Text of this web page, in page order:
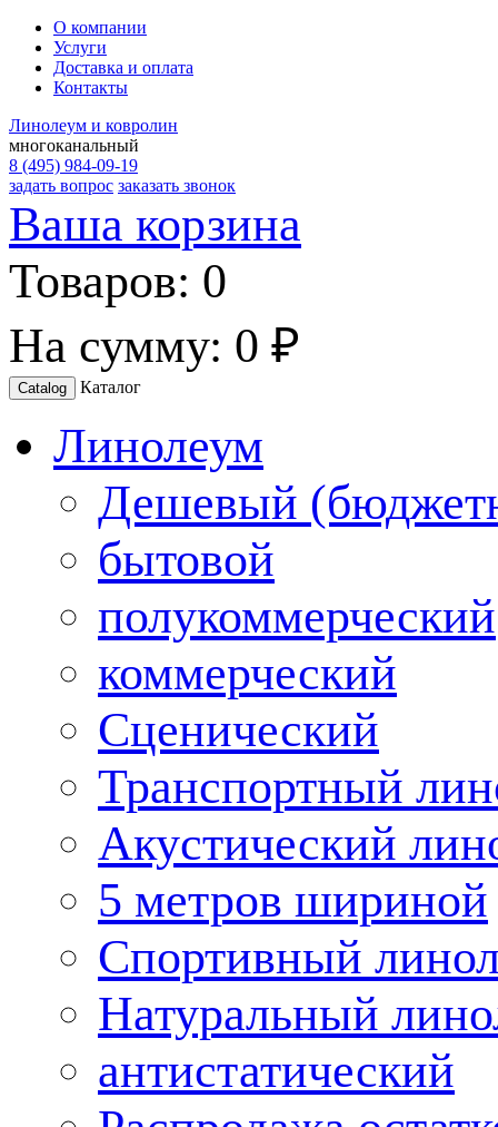
О компании
Услуги
Доставка и оплата
Контакты
Линолеум и ковролин
многоканальный
8 (495) 984-09-19
задать вопрос заказать звонок
Ваша корзина
Товаров: 0
На сумму: 0 ₽
Catalog Каталог
Линолеум
Дешевый
бытовой
полукоммерческий
коммерческий
Сценический
Транспортный
Акустический
5 метров шириной
Спортивный
Натуральный
антистатический